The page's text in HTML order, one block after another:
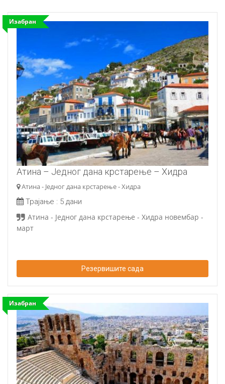
Изабран
Атина – Једног дана крстарење – Хидра
Атина - Једног дана крстарење - Хидра
Трајање : 5 дани
Атина - Једног дана крстарење - Хидра новембар -
март
Резервишите сада
Изабран